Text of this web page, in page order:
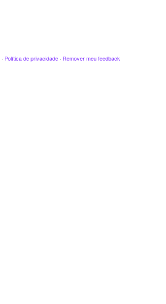
· Política de privacidade · Remover meu feedback